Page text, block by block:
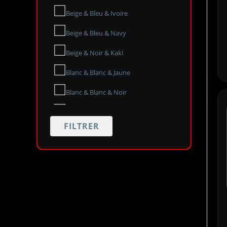
Beige & Bleu & Ivoire
Beige & Bleu & Navy
Beige & Noir & Kaki
Blanc & Blanc & Jaune
Blanc & Blanc & Noir
Blanc & Noir & Noir
Blanc & Violet & Violet
FILTRER